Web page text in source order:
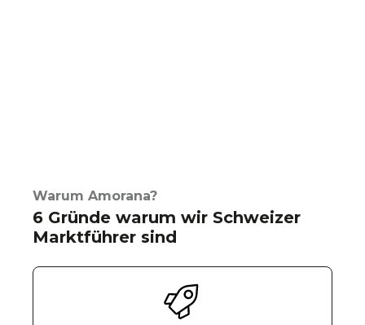
Warum Amorana?
6 Gründe warum wir Schweizer
Marktführer sind